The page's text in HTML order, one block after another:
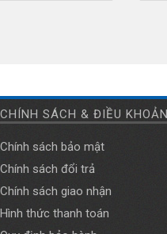
CHÍNH SÁCH & ĐIỀU KHOẢN
Chính sách bảo mật
Chính sách đổi trả
Chính sách giao nhận
Hình thức thanh toán